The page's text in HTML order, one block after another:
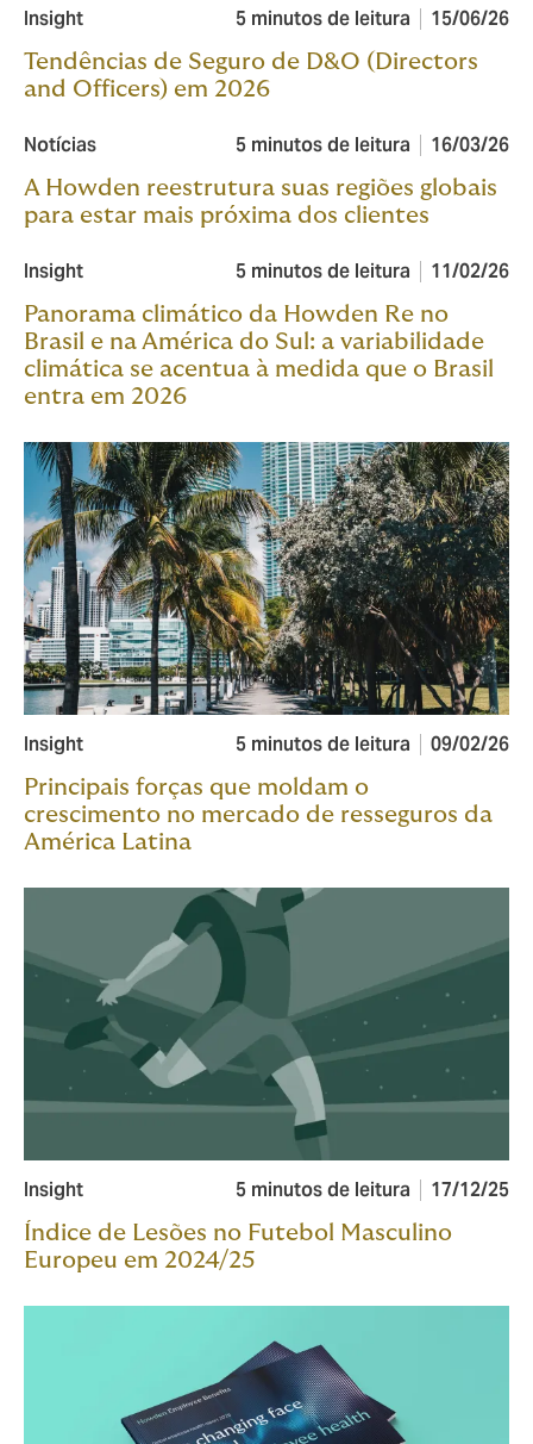
Insight 5 minutos de leitura 15/06/26
Tendências de Seguro de D&O (Directors
and Officers) em 2026
Notícias 5 minutos de leitura 16/03/26
A Howden reestrutura suas regiões globais
para estar mais próxima dos clientes
Insight 5 minutos de leitura 11/02/26
Panorama climático da Howden Re no
Brasil e na América do Sul: a variabilidade
climática se acentua à medida que o Brasil
entra em 2026
Insight 5 minutos de leitura 09/02/26
Principais forças que moldam o
crescimento no mercado de resseguros da
América Latina
Insight 5 minutos de leitura 17/12/25
Índice de Lesões no Futebol Masculino
Europeu em 2024/25